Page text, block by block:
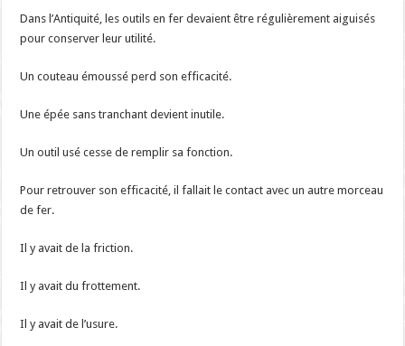
Dans l’Antiquité, les outils en fer devaient être régulièrement aiguisés
pour conserver leur utilité.
Un couteau émoussé perd son efficacité.
Une épée sans tranchant devient inutile.
Un outil usé cesse de remplir sa fonction.
Pour retrouver son efficacité, il fallait le contact avec un autre morceau
de fer.
Il y avait de la friction.
Il y avait du frottement.
Il y avait de l’usure.